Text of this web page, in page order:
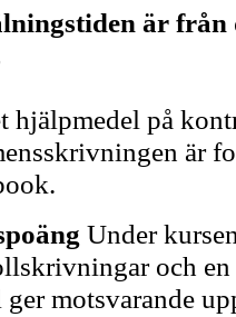
är
hjälpmedel på
är
Under
och
motsvarande